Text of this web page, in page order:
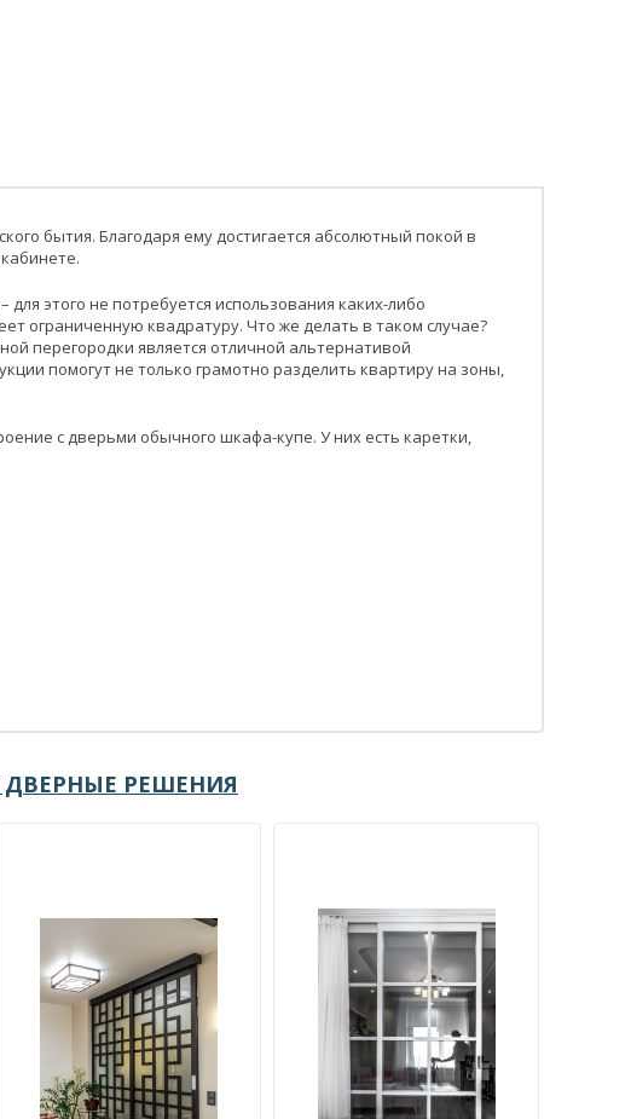
бытия. Благодаря ему достигается абсолютный покой в
этого не потребуется использования каких-либо
ограниченную квадратуру. Что же делать в таком случае?
перегородки является отличной альтернативой
помогут не только грамотно разделить квартиру на зоны,
с дверьми обычного шкафа-купе. У них есть каретки,
РЕШЕНИЯ